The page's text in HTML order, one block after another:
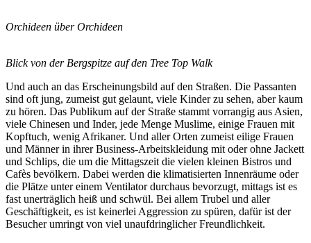
Orchideen über Orchideen
Blick von der Bergspitze auf den Tree Top Walk
Und auch an das Erscheinungsbild auf den Straßen. Die Passanten
sind oft jung, zumeist gut gelaunt, viele Kinder zu sehen, aber kaum
zu hören. Das Publikum auf der Straße stammt vorrangig aus Asien,
viele Chinesen und Inder, jede Menge Muslime, einige Frauen mit
Kopftuch, wenig Afrikaner. Und aller Orten zumeist eilige Frauen
und Männer in ihrer Business-Arbeitskleidung mit oder ohne Jackett
und Schlips, die um die Mittagszeit die vielen kleinen Bistros und
Cafès bevölkern. Dabei werden die klimatisierten Innenräume oder
die Plätze unter einem Ventilator durchaus bevorzugt, mittags ist es
fast unerträglich heiß und schwül. Bei allem Trubel und aller
Geschäftigkeit, es ist keinerlei Aggression zu spüren, dafür ist der
Besucher umringt von viel unaufdringlicher Freundlichkeit.